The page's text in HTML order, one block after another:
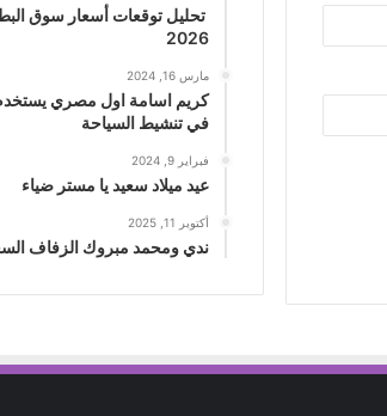
تحليل توقعات أسعار سوق
2026
مارس 16, 2024
كريم اسامة اول مصري يستخدم
في تنشيط السياحة
فبراير 9, 2024
عيد ميلاد سعيد يا مستر ضياء
أكتوبر 11, 2025
ندي ومحمد مبروك الزفاف